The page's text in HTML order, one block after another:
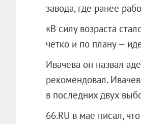
завода, где ранее
«В силу возраста
четко и по плану —
Ивачева он назвал
рекомендовал.
в последних двух
66.RU в мае писал,